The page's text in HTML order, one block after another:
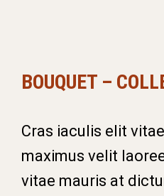
BOUQUET –
Cras iaculis elit
maximus velit
vitae mauris at